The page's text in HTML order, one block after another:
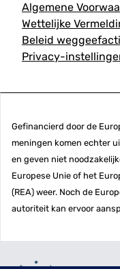
Algemene
Wettelijke
Beleid
Privacy-
Gefinancierd door de
meningen komen echter
en geven niet
Europese Unie of het
(REA) weer. Noch de
autoriteit kan ervoor